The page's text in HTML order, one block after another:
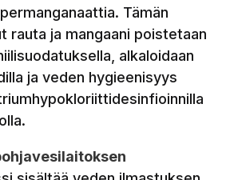
Tämän
rauta ja mangaani poistetaan
alkaloidaan
ja veden hygieenisyys